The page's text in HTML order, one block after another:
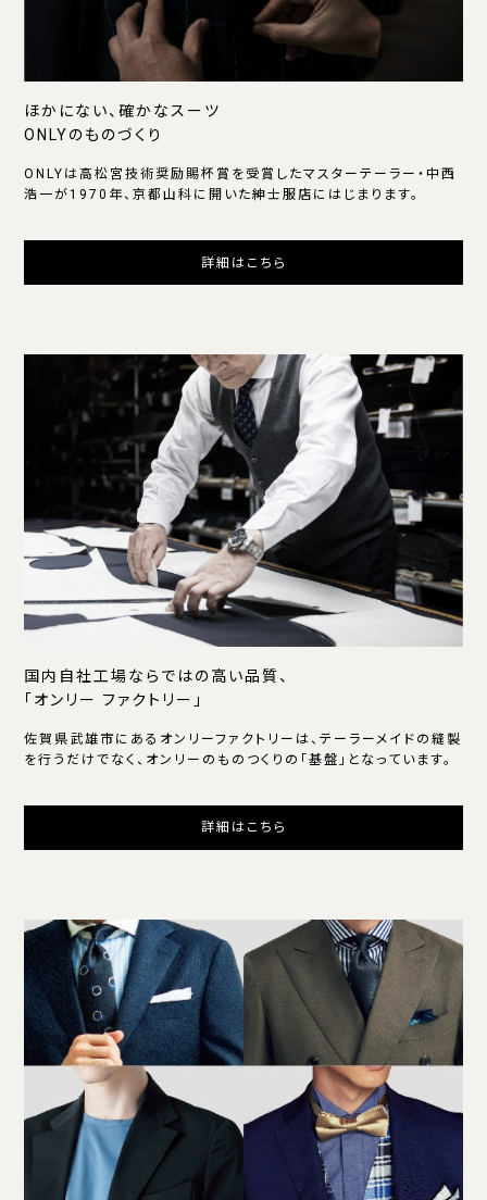
ほかにない、確かなスーツ
ONLYのものづくり
ONLYは高松宮技術奨励賜杯賞を受賞したマスターテーラー・中西
浩一が1970年、京都山科に開いた紳士服店にはじまります。
詳細はこちら
国内自社工場ならではの高い品質、
「オンリー ファクトリー」
佐賀県武雄市にあるオンリーファクトリーは、テーラーメイドの縫製
を行うだけでなく、オンリーのものつくりの「基盤」となっています。
詳細はこちら